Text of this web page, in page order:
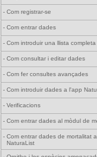
- Com registrar-se
- Com entrar dades
- Com introduir una llista completa
- Com consultar i editar dades
- Com fer consultes avançades
- Com introduir dades a l'app
- Verificacions
- Com entrar dades al mòdul de
- Com entrar dades de mortalitat
NaturaList